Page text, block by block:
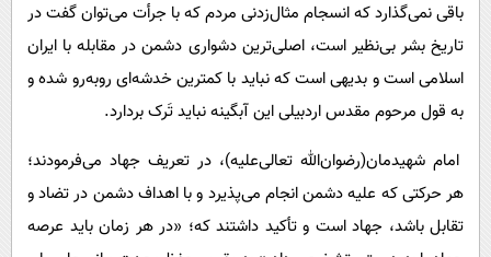
باقی نمی‌گذارد که انسجام مثال‌زدنی مردم که با جرأت می‌توان گفت در
تاریخ بشر بی‌نظیر است، اصلی‌ترین دشواری دشمن در مقابله با ایران
اسلامی است و بدیهی است که نباید با کمترین خدشه‌ای روبه‌رو شده و
به قول مرحوم مقدس اردبیلی این آبگینه نباید تَرک بردارد.
امام شهیدمان(رضوان‌الله تعالی‌علیه)، در تعریف جهاد می‌فرمودند؛
هر حرکتی که علیه دشمن انجام می‌پذیرد و با اهداف دشمن در تضاد و
تقابل باشد، جهاد است و تأکید داشتند که؛ «در هر زمان باید عرصه